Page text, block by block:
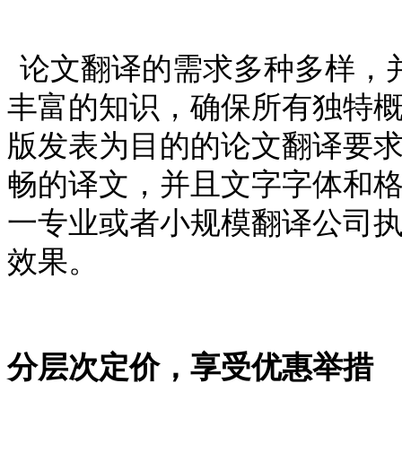
论文翻译的需求多种多样，
丰富的知识，确保所有独特
版发表为目的的论文翻译要
畅的译文，并且文字字体和
一专业或者小规模翻译公司
效果。
分层次定价，享受优惠举措